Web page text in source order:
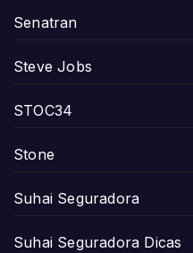
Senatran
Steve Jobs
STOC34
Stone
Suhai Seguradora
Suhai Seguradora Dicas